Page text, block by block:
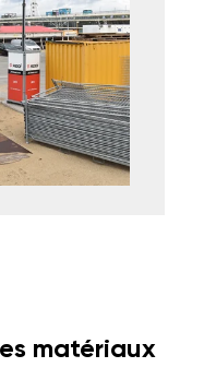
matériaux